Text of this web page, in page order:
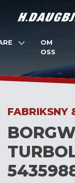
OM
OSS
FABRIKSNY